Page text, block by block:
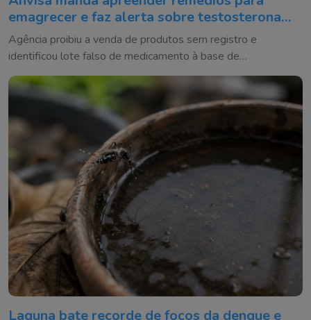
emagrecer e faz alerta sobre testosterona
falsificada
Agência proibiu a venda de produtos sem registro e
identificou lote falso de medicamento à base de
testosterona
Laguna bate recorde de focos da dengue e